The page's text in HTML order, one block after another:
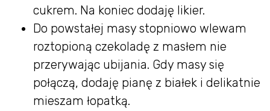
cukrem. Na koniec dodaję likier.
Do powstałej masy stopniowo wlewam
roztopioną czekoladę z masłem nie
przerywając ubijania. Gdy masy się
połączą, dodaję pianę z białek i delikatnie
mieszam łopatką.